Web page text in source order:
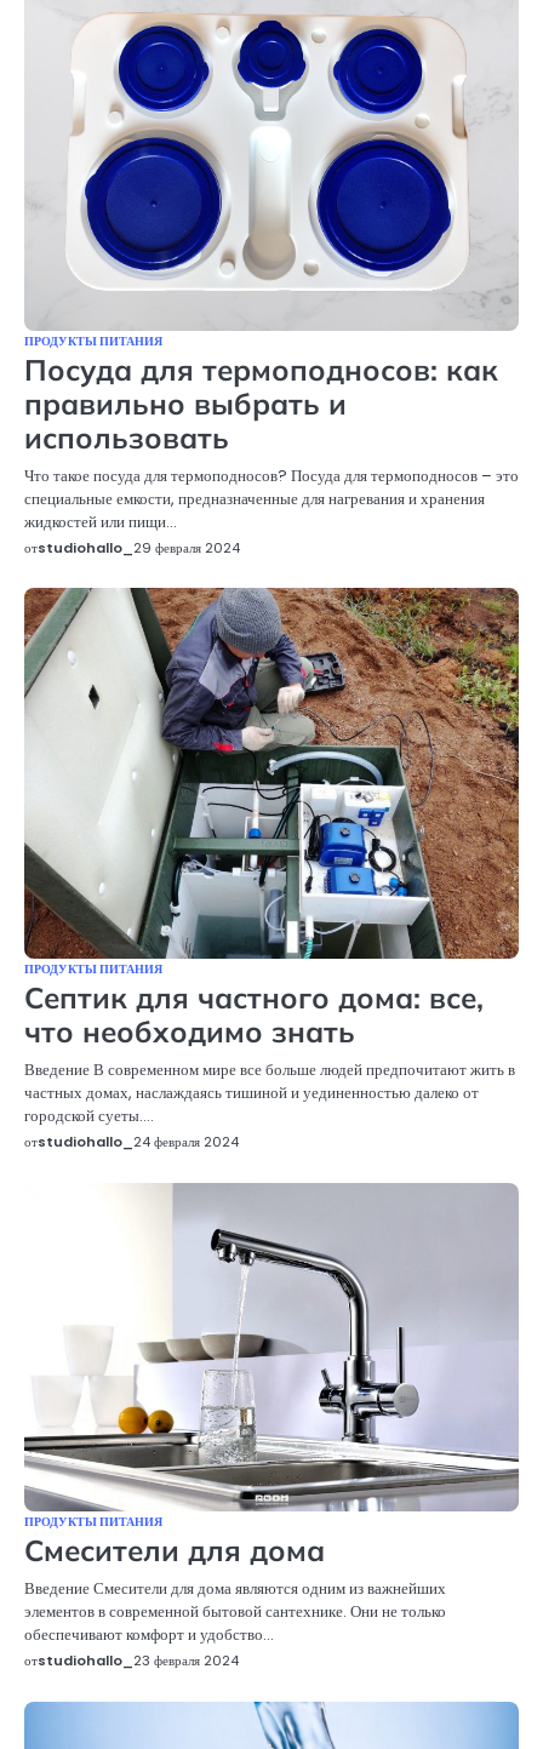
ПРОДУКТЫ ПИТАНИЯ
Посуда для термоподносов: как
правильно выбрать и
использовать
Что такое посуда для термоподносов? Посуда для термоподносов – это
специальные емкости, предназначенные для нагревания и хранения
жидкостей или пищи…
отstudiohallo_ 29 февраля 2024
ПРОДУКТЫ ПИТАНИЯ
Септик для частного дома: все,
что необходимо знать
Введение В современном мире все больше людей предпочитают жить в
частных домах, наслаждаясь тишиной и уединенностью далеко от
городской суеты.…
отstudiohallo_ 24 февраля 2024
ПРОДУКТЫ ПИТАНИЯ
Смесители для дома
Введение Смесители для дома являются одним из важнейших
элементов в современной бытовой сантехнике. Они не только
обеспечивают комфорт и удобство…
отstudiohallo_ 23 февраля 2024